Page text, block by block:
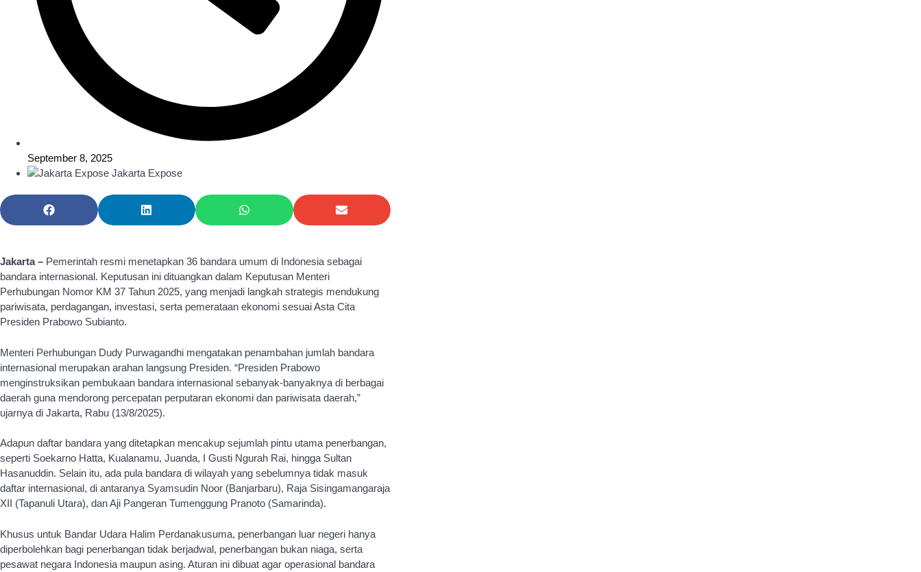
September 8, 2025
Jakarta Expose
Jakarta – Pemerintah resmi menetapkan 36 bandara umum di Indonesia sebagai
bandara internasional. Keputusan ini dituangkan dalam Keputusan Menteri
Perhubungan Nomor KM 37 Tahun 2025, yang menjadi langkah strategis mendukung
pariwisata, perdagangan, investasi, serta pemerataan ekonomi sesuai Asta Cita
Presiden Prabowo Subianto.
Menteri Perhubungan Dudy Purwagandhi mengatakan penambahan jumlah bandara
internasional merupakan arahan langsung Presiden. “Presiden Prabowo
menginstruksikan pembukaan bandara internasional sebanyak-banyaknya di berbagai
daerah guna mendorong percepatan perputaran ekonomi dan pariwisata daerah,”
ujarnya di Jakarta, Rabu (13/8/2025).
Adapun daftar bandara yang ditetapkan mencakup sejumlah pintu utama penerbangan,
seperti Soekarno Hatta, Kualanamu, Juanda, I Gusti Ngurah Rai, hingga Sultan
Hasanuddin. Selain itu, ada pula bandara di wilayah yang sebelumnya tidak masuk
daftar internasional, di antaranya Syamsudin Noor (Banjarbaru), Raja Sisingamangaraja
XII (Tapanuli Utara), dan Aji Pangeran Tumenggung Pranoto (Samarinda).
Khusus untuk Bandar Udara Halim Perdanakusuma, penerbangan luar negeri hanya
diperbolehkan bagi penerbangan tidak berjadwal, penerbangan bukan niaga, serta
pesawat negara Indonesia maupun asing. Aturan ini dibuat agar operasional bandara